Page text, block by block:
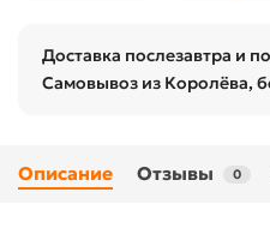
Доставка послезавтра и
Самовывоз из Королёва,
Описание Отзывы 0